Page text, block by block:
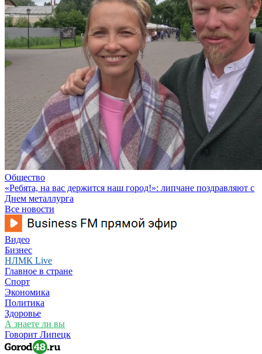
Общество
«Ребята, на вас держится наш город!»: липчане поздравляют с
Днем металлурга
Все новости
Видео
Бизнес
НЛМК Live
Главное в стране
Спорт
Экономика
Политика
Здоровье
А знаете ли вы
Говорит Липецк